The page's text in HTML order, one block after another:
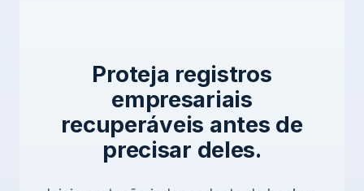
Proteja registros
empresariais
recuperáveis antes de
precisar deles.